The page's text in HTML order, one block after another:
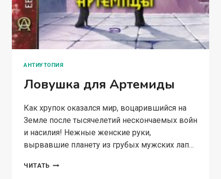
АНТИУТОПИЯ
Ловушка для Артемиды
Как хрупок оказался мир, воцарившийся на
Земле после тысячелетий нескончаемых войн
и насилия! Нежные женские руки,
вырвавшие планету из грубых мужских лап…
ЧИТАТЬ ЛОВУШКА